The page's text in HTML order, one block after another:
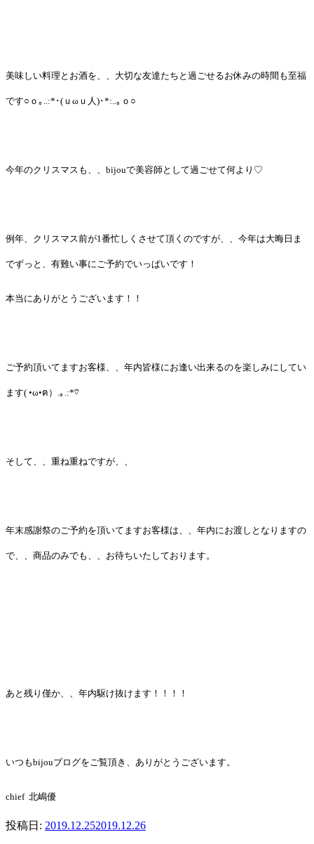
美味しい料理とお酒を、、大切な友達たちと過ごせるお休みの時間も至福
です○ｏ｡..:*･(ｕωｕ人)･*:..｡ｏ○
今年のクリスマスも、、bijouで美容師として過ごせて何より♡
例年、クリスマス前が1番忙しくさせて頂くのですが、、今年は大晦日ま
でずっと、有難い事にご予約でいっぱいです！
本当にありがとうございます！！
ご予約頂いてますお客様、、年内皆様にお逢い出来るのを楽しみにしてい
ます( •ω•ฅ）.｡.:*♡
そして、、重ね重ねですが、、
年末感謝祭のご予約を頂いてますお客様は、、年内にお渡しとなりますの
で、、商品のみでも、、お待ちいたしております。
あと残り僅か、、年内駆け抜けます！！！！
いつもbijouブログをご覧頂き、ありがとうございます。
chief 北嶋優
投稿日: 2019.12.252019.12.26